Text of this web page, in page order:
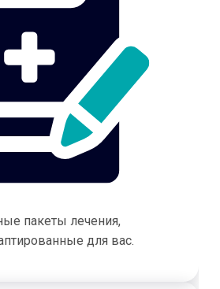
пакеты лечения,
для вас.